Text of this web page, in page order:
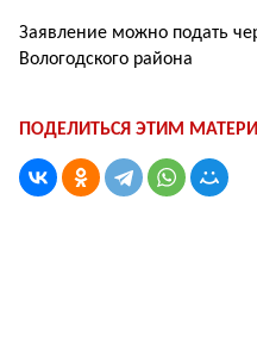
Заявление можно подать
Вологодского района
ПОДЕЛИТЬСЯ ЭТИМ